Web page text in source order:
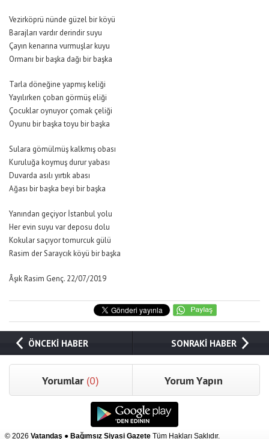
Vezirköprü nünde güzel bir köyü
Barajları vardır derindir suyu
Çayın kenarına vurmuşlar kuyu
Ormanı bir başka dağı bir başka
Tarla döneğine yapmış keliği
Yayılırken çoban görmüş eliği
Çocuklar oynuyor çomak çeliği
Oyunu bir başka toyu bir başka
Sulara gömülmüş kalkmış obası
Kuruluğa koymuş durur yabası
Duvarda asılı yırtık abası
Ağası bir başka beyi bir başka
Yanından geçiyor İstanbul yolu
Her evin suyu var deposu dolu
Kokular saçıyor tomurcuk gülü
Rasim der Saraycık köyü bir başka
Âşık Rasim Genç. 22/07/2019
ÖNCEKİ HABER SONRAKİ HABER
Yorumlar (0) Yorum Yapın
© 2026 Vatandaş ● Bağımsız Siyasi Gazete Tüm Hakları Saklıdır.